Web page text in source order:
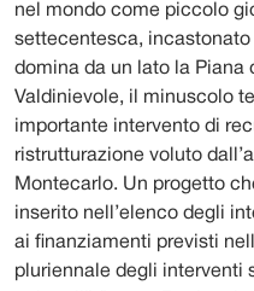
nel mondo come piccolo
settecentesca, incastonato
domina da un lato la Piana
Valdinievole, il minuscolo
importante intervento di
ristrutturazione voluto
Montecarlo. Un progetto
inserito nell’elenco degli
ai finanziamenti previsti
pluriennale degli interventi